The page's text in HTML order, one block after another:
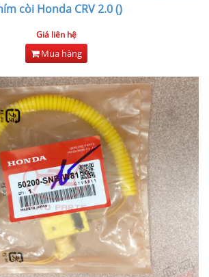
còi Honda CRV 2.0 ()
Giá liên hệ
Mua hàng